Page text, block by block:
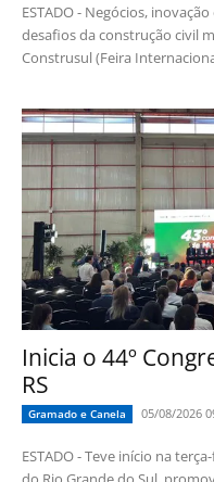
ESTADO - Negócios,
desafios da construção civil
Construsul (Feira
Inicia o 44º
RS
Gramado e Canela 05/08/2026
ESTADO - Teve início na